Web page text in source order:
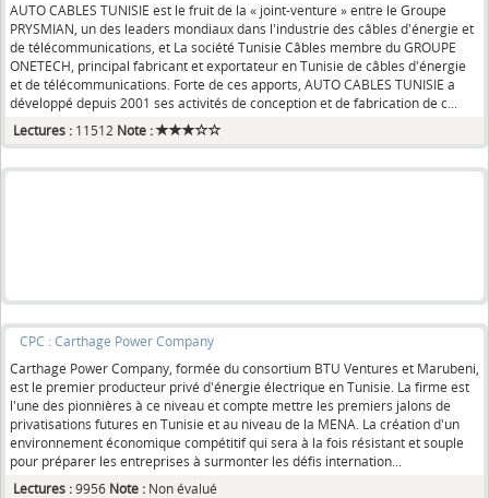
AUTO CABLES TUNISIE est le fruit de la « joint-venture » entre le Groupe
PRYSMIAN, un des leaders mondiaux dans l'industrie des câbles d'énergie et
de télécommunications, et La société Tunisie Câbles membre du GROUPE
ONETECH, principal fabricant et exportateur en Tunisie de câbles d'énergie
et de télécommunications. Forte de ces apports, AUTO CABLES TUNISIE a
développé depuis 2001 ses activités de conception et de fabrication de c...
Lectures : 11512 Note :
CPC : Carthage Power Company
Carthage Power Company, formée du consortium BTU Ventures et Marubeni,
est le premier producteur privé d'énergie électrique en Tunisie. La firme est
l'une des pionnières à ce niveau et compte mettre les premiers jalons de
privatisations futures en Tunisie et au niveau de la MENA. La création d'un
environnement économique compétitif qui sera à la fois résistant et souple
pour préparer les entreprises à surmonter les défis internation...
Lectures :9956 Note : Non évalué